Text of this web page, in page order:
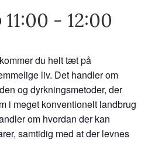
- 12:00
du helt tæt på
liv. Det handler om
og dyrkningsmetoder, der
i meget konventionelt landbrug
om hvordan der kan
samtidig med at der levnes